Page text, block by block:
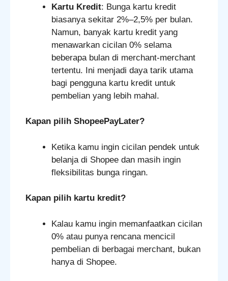
Kartu Kredit: Bunga kartu kredit
biasanya sekitar 2%–2,5% per bulan.
Namun, banyak kartu kredit yang
menawarkan cicilan 0% selama
beberapa bulan di merchant-merchant
tertentu. Ini menjadi daya tarik utama
bagi pengguna kartu kredit untuk
pembelian yang lebih mahal.
Kapan pilih ShopeePayLater?
Ketika kamu ingin cicilan pendek untuk
belanja di Shopee dan masih ingin
fleksibilitas bunga ringan.
Kapan pilih kartu kredit?
Kalau kamu ingin memanfaatkan cicilan
0% atau punya rencana mencicil
pembelian di berbagai merchant, bukan
hanya di Shopee.